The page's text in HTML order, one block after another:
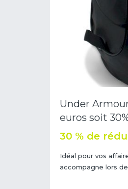
Under
euros soit
30 % de
Idéal pour vos
accompagne lors